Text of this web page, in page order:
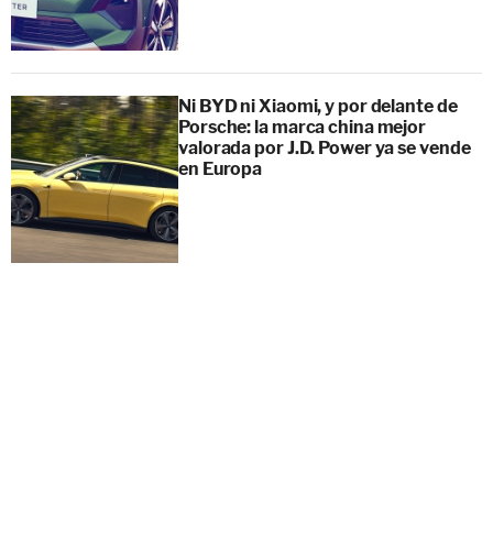
Ni BYD ni Xiaomi, y por delante de
Porsche: la marca china mejor
valorada por J.D. Power ya se vende
en Europa